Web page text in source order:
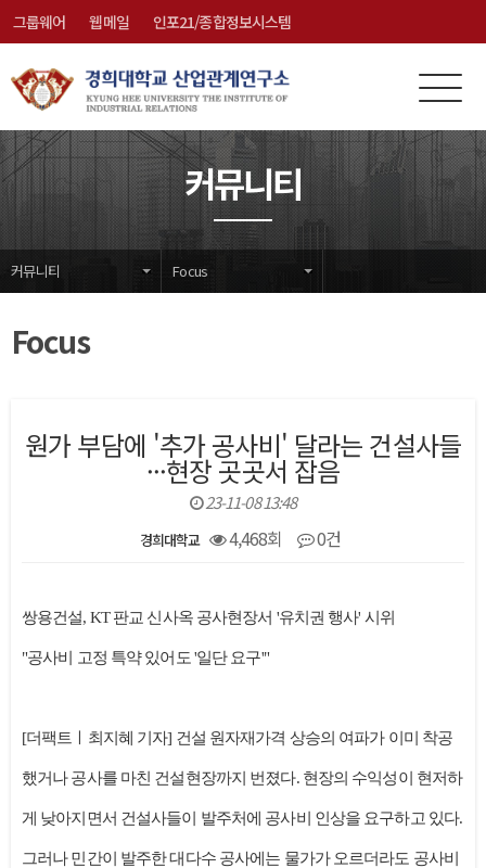
그룹웨어 웹메일 인포21/종합정보시스템
전
체
메
뉴
메
뉴
닫
기
커뮤니티
커뮤니티 Focus
Focus
원가 부담에 '추가 공사비' 달라는 건설사들
···현장 곳곳서 잡음
23-11-08 13:48
경희대학교 4,468회 0건
쌍용건설, KT 판교 신사옥 공사현장서 '유치권 행사' 시위
"공사비 고정 특약 있어도 '일단 요구'"
[더팩트ㅣ최지혜 기자] 건설 원자재가격 상승의 여파가 이미 착공
했거나 공사를 마친 건설현장까지 번졌다. 현장의 수익성이 현저하
게 낮아지면서 건설사들이 발주처에 공사비 인상을 요구하고 있다.
그러나 민간이 발주한 대다수 공사에는 물가가 오르더라도 공사비